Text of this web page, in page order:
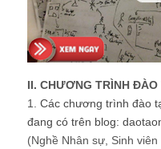
II. CHƯƠNG TRÌNH ĐÀO
1. Các chương trình đào
đang có trên blog:
(Nghề Nhân sự, Sinh